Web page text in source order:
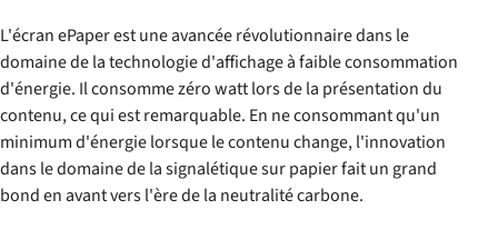
L'écran ePaper est une avancée révolutionnaire dans le
domaine de la technologie d'affichage à faible consommation
d'énergie. Il consomme zéro watt lors de la présentation du
contenu, ce qui est remarquable. En ne consommant qu'un
minimum d'énergie lorsque le contenu change, l'innovation
dans le domaine de la signalétique sur papier fait un grand
bond en avant vers l'ère de la neutralité carbone.